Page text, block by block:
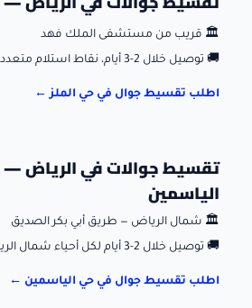
🏛️ قريب من مستشفى الملك فهد
🚚 توصيل خلال 2-3 أيام، نقاط استلام متعددة.
اطلب تقسيط جوال في حي الملز←
تقسيط جوالات فيالرياض—
الياسمين
🏛️ شمال الرياض — طريق أبي بكر الصديق
🚚 توصيل خلال 2-3 أيام لكل أحياء شمال الرياض.
اطلب تقسيط جوال في حي الياسمين ←